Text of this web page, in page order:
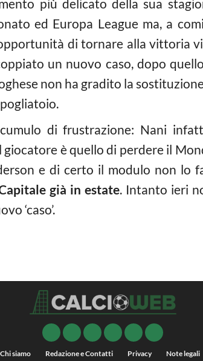
più delicato della sua
ed Europa League ma, a
di tornare alla vittoria
un nuovo caso, dopo
non ha gradito la
di frustrazione: Nani
è quello di perdere il
e di certo il modulo non lo
già in estate. Intanto ieri
‘caso’.
Chi siamo Redazione e Contatti Privacy Note legali